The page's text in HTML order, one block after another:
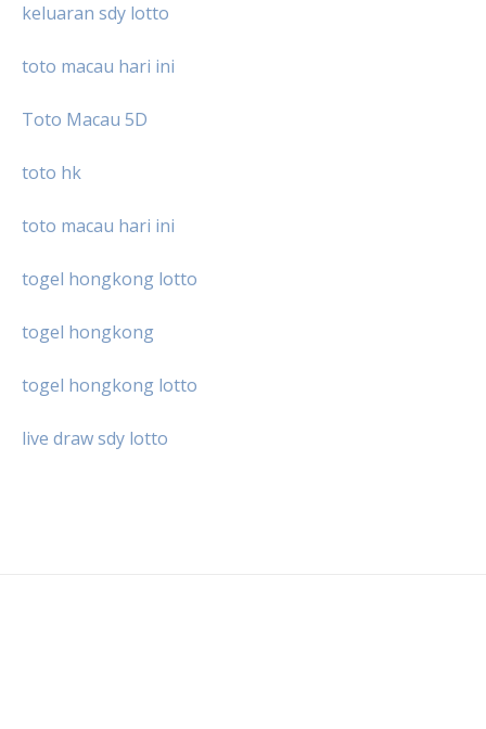
keluaran sdy lotto
toto macau hari ini
Toto Macau 5D
toto hk
toto macau hari ini
togel hongkong lotto
togel hongkong
togel hongkong lotto
live draw sdy lotto